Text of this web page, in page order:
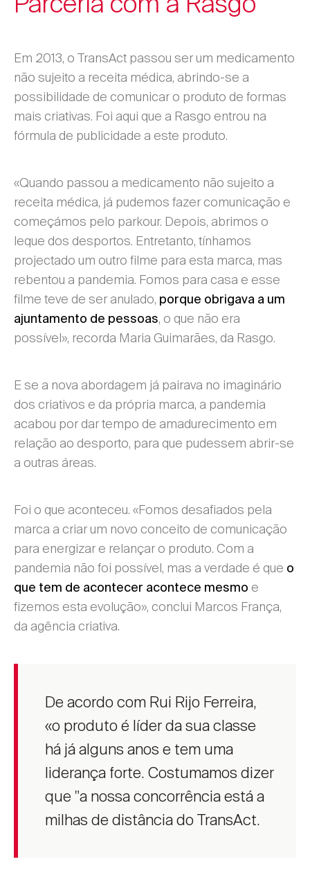
Em 2013, o TransAct passou ser um medicamento
não sujeito a receita médica, abrindo-se a
possibilidade de comunicar o produto de formas
mais criativas. Foi aqui que a Rasgo entrou na
fórmula de publicidade a este produto.
«Quando passou a medicamento não sujeito a
receita médica, já pudemos fazer comunicação e
começámos pelo parkour. Depois, abrimos o
leque dos desportos. Entretanto, tínhamos
projectado um outro filme para esta marca, mas
rebentou a pandemia. Fomos para casa e esse
filme teve de ser anulado, porque obrigava a um
ajuntamento de pessoas, o que não era
possível», recorda Maria Guimarães, da Rasgo.
E se a nova abordagem já pairava no imaginário
dos criativos e da própria marca, a pandemia
acabou por dar tempo de amadurecimento em
relação ao desporto, para que pudessem abrir-se
a outras áreas.
Foi o que aconteceu. «Fomos desafiados pela
marca a criar um novo conceito de comunicação
para energizar e relançar o produto. Com a
pandemia não foi possível, mas a verdade é que o
que tem de acontecer acontece mesmo e
fizemos esta evolução», conclui Marcos França,
da agência criativa.
De acordo com Rui Rijo Ferreira,
«o produto é líder da sua classe
há já alguns anos e tem uma
liderança forte. Costumamos dizer
que "a nossa concorrência está a
milhas de distância do TransAct.